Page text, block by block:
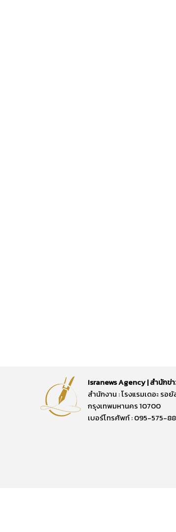
Isranews Agency | สำนักข่
สำนักงาน : โรงแรมเดอะ ร
กรุงเทพมหานคร 10700
เบอร์โทรศัพท์ : 095-575-